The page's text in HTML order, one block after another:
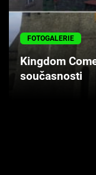
Cool Esport
Pořady
FOTOGALERIE
Kingdom
současnosti